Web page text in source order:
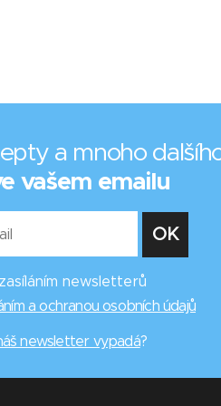
a mnoho
vašem emailu
newsletterů
a ochranou osobních údajů
newsletter vypadá?